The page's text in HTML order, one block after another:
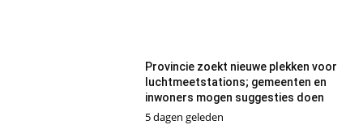
Provincie zoekt nieuwe plekken voor
luchtmeetstations; gemeenten en
inwoners mogen suggesties doen
5 dagen geleden